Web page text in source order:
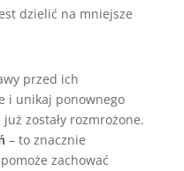
dzielić na mniejsze
przed ich
i unikaj ponownego
zostały rozmrożone.
– to znacznie
zachować